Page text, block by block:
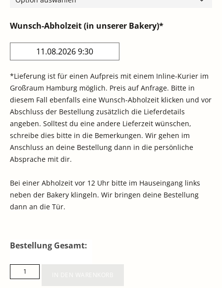
Wunsch-Abholzeit (in unserer Bakery)*
*Lieferung ist für einen Aufpreis mit einem Inline-Kurier im
Großraum Hamburg möglich. Preis auf Anfrage. Bitte in
diesem Fall ebenfalls eine Wunsch-Abholzeit klicken und vor
Abschluss der Bestellung zusätzlich die Lieferdetails
angeben. Solltest du eine andere Lieferzeit wünschen,
schreibe dies bitte in die Bemerkungen. Wir gehen im
Anschluss an deine Bestellung dann in die persönliche
Absprache mit dir.
Bei einer Abholzeit vor 12 Uhr bitte im Hauseingang links
neben der Bakery klingeln. Wir bringen deine Bestellung
dann an die Tür.
Bestellung Gesamt: